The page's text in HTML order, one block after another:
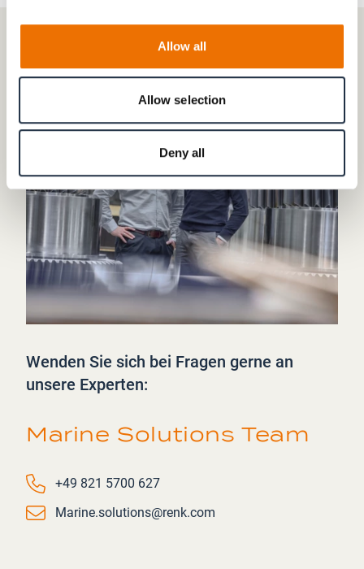
Allow all
Allow selection
Deny all
Wenden Sie sich bei Fragen gerne an
unsere Experten:
Marine Solutions Team
Phone number
+49 821 5700 627
Email
Marine.solutions@renk.com